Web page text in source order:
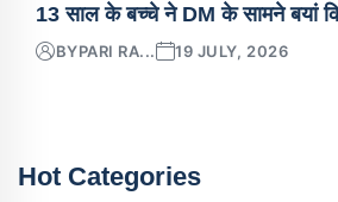
13 साल के बच्चे ने DM के सामने बयां
BYPARI RA... 19 JULY, 2026
Hot Categories